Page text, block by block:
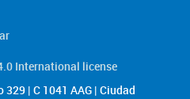
International license
| C 1041 AAG | Ciudad